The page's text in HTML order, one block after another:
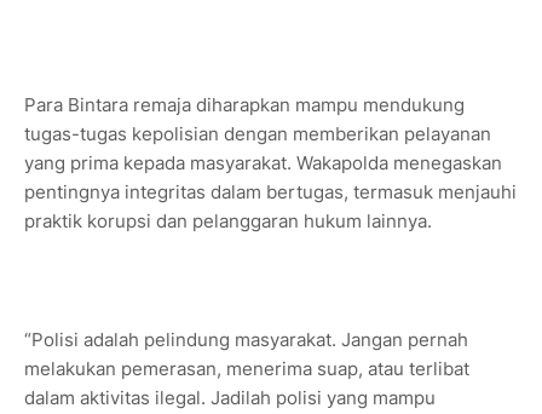
Para Bintara remaja diharapkan mampu mendukung
tugas-tugas kepolisian dengan memberikan pelayanan
yang prima kepada masyarakat. Wakapolda menegaskan
pentingnya integritas dalam bertugas, termasuk menjauhi
praktik korupsi dan pelanggaran hukum lainnya.
“Polisi adalah pelindung masyarakat. Jangan pernah
melakukan pemerasan, menerima suap, atau terlibat
dalam aktivitas ilegal. Jadilah polisi yang mampu